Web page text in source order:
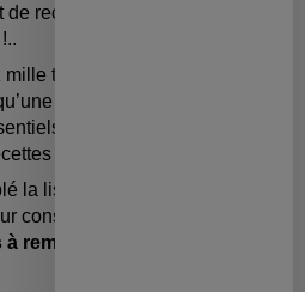
recettes disponible en
talents, parce que vos
étoile Michelin, retrouvez
pour bien conserver et
préférées.
la liste des fruits & légumes
conserver vos menus préférés
remplir